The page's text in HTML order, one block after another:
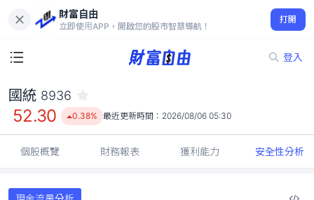
財富自由
立即使用APP，開啟您的股市智慧導航！
打開
登入
52.30
0.38%
國統 8936
52.30 0.38% 最近更新時間： 2026/08/06 05:30
個股概覽 財務報表 獲利能力 安全性分析